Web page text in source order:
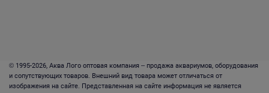
© 1995-2026, Аква Лого оптовая компания – продажа аквариумов, оборудования
и сопутствующих товаров. Внешний вид товара может отличаться от
изображения на сайте. Представленная на сайте информация не является